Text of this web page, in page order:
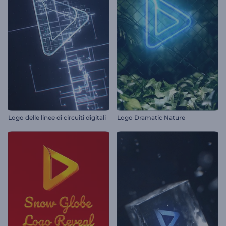
Logo delle linee di circuiti digitali Logo Dramatic Nature